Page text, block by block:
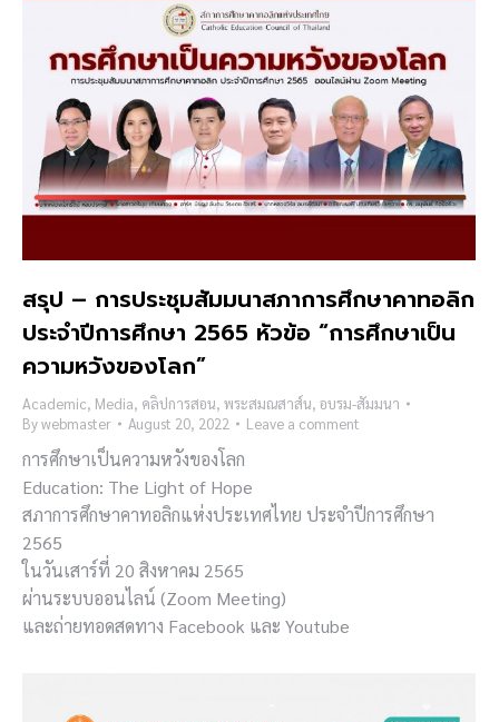
สรุป – การประชุมสัมมนาสภาการศึกษาคาทอลิก
ประจำปีการศึกษา 2565 หัวข้อ “การศึกษาเป็น
ความหวังของโลก”
Academic, Media, คลิปการสอน, พระสมณสาส์น, อบรม-สัมมนา
Bywebmaster August 20, 2022 Leave a comment
การศึกษาเป็นความหวังของโลก
Education: The Light of Hope
สภาการศึกษาคาทอลิกแห่งประเทศไทย ประจำปีการศึกษา
2565
ในวันเสาร์ที่ 20 สิงหาคม 2565
ผ่านระบบออนไลน์ (Zoom Meeting)
และถ่ายทอดสดทาง Facebook และ Youtube